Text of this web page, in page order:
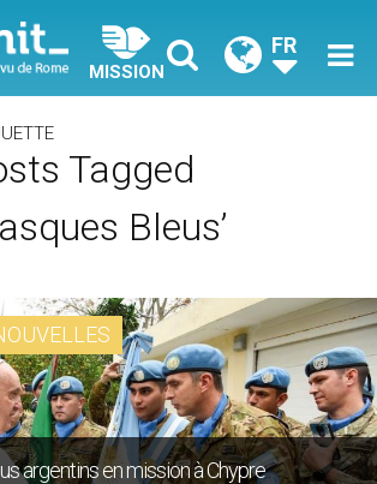
MISSION
FR
Tagged
Bleus’
argentins en mission à Chypre